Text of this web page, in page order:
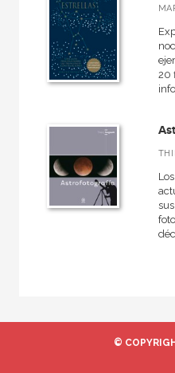
NUESTRAS COLECCIONES
Artes, técnicas y métodos
Astronomía
Básica de Bolsillo  Serie
Básica de Bolsillo  Serie
Básica de Bolsillo  Serie
Biblioteca gastronómica
VER TODAS... (21)
20
©